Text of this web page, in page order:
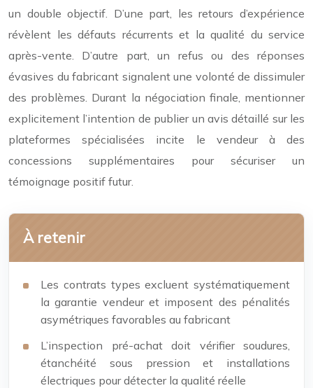
un double objectif. D’une part, les retours d’expérience
révèlent les défauts récurrents et la qualité du service
après-vente. D’autre part, un refus ou des réponses
évasives du fabricant signalent une volonté de dissimuler
des problèmes. Durant la négociation finale, mentionner
explicitement l’intention de publier un avis détaillé sur les
plateformes spécialisées incite le vendeur à des
concessions supplémentaires pour sécuriser un
témoignage positif futur.
À retenir
Les contrats types excluent systématiquement
la garantie vendeur et imposent des pénalités
asymétriques favorables au fabricant
L’inspection pré-achat doit vérifier soudures,
étanchéité sous pression et installations
électriques pour détecter la qualité réelle